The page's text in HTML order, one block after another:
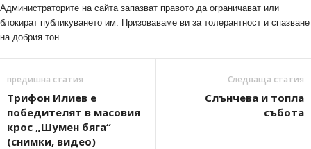
Администраторите на сайта запазват правото да ограничават или
блокират публикуването им. Призоваваме ви за толерантност и спазване
на добрия тон.
предишна статия
Трифон Илиев е
победителят в масовия
крос „Шумен бяга“
(снимки, видео)
Следваща статия
Слънчева и топла
събота